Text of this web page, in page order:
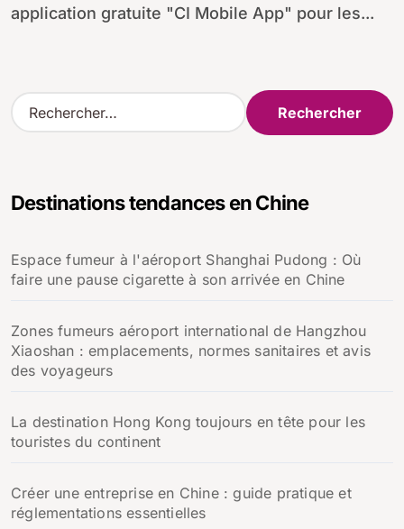
application gratuite "CI Mobile App" pour les...
R
e
r
e
r
Destinations tendances en Chine
Espace fumeur à l'aéroport Shanghai Pudong : Où
faire une pause cigarette à son arrivée en Chine
Zones fumeurs aéroport international de Hangzhou
Xiaoshan : emplacements, normes sanitaires et avis
des voyageurs
La destination Hong Kong toujours en tête pour les
touristes du continent
Créer une entreprise en Chine : guide pratique et
réglementations essentielles